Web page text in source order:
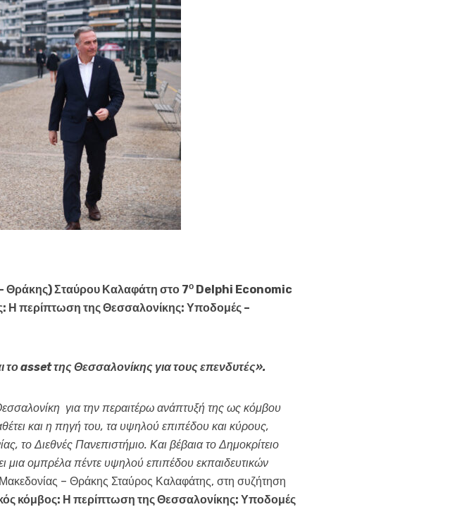
Θράκης) Σταύρου Καλαφάτη στο 7ο Delphi Economic
Η περίπτωση της Θεσσαλονίκης: Υποδομές –
το asset της Θεσσαλονίκης για τους επενδυτές».
για την περαιτέρω ανάπτυξή της ως κόμβου
και η πηγή του, τα υψηλού επιπέδου και κύρους,
το Διεθνές Πανεπιστήμιο. Και βέβαια το Δημοκρίτειο
μια ομπρέλα πέντε υψηλού επιπέδου εκπαιδευτικών
– Θράκης Σταύρος Καλαφάτης, στη συζήτηση
κόμβος: Η περίπτωση της Θεσσαλονίκης: Υποδομές